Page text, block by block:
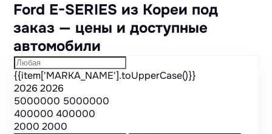
Ford E-SERIES из Кореи под
заказ — цены и доступные
автомобили
{{item['MARKA_NAME'].toUpperCase()}}
20262026
5000000 5000000
400000400000
20002000